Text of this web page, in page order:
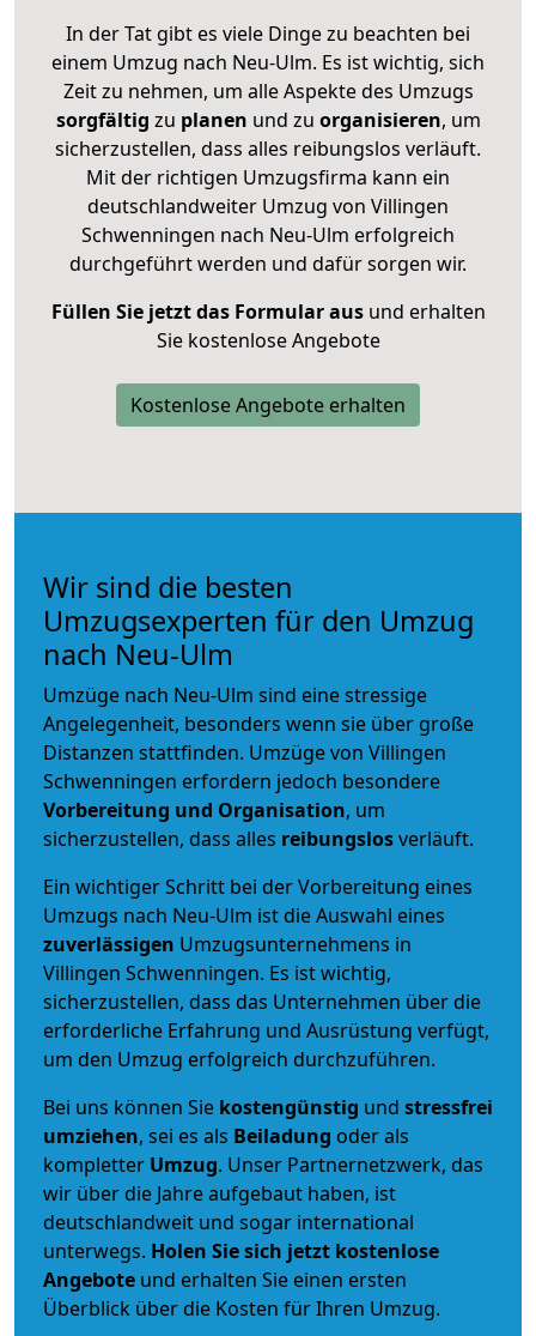
In der Tat gibt es viele Dinge zu beachten bei
einem Umzug nach Neu-Ulm. Es ist wichtig, sich
Zeit zu nehmen, um alle Aspekte des Umzugs
sorgfältig zu planen und zu organisieren, um
sicherzustellen, dass alles reibungslos verläuft.
Mit der richtigen Umzugsfirma kann ein
deutschlandweiter Umzug von Villingen
Schwenningen nach Neu-Ulm erfolgreich
durchgeführt werden und dafür sorgen wir.
Füllen Sie jetzt das Formular ausund erhalten
Sie kostenlose Angebote
Kostenlose Angebote erhalten
Wir sind die besten
Umzugsexperten für den Umzug
nach Neu-Ulm
Umzüge nach Neu-Ulm sind eine stressige
Angelegenheit, besonders wenn sie über große
Distanzen stattfinden. Umzüge von Villingen
Schwenningen erfordern jedoch besondere
Vorbereitung und Organisation, um
sicherzustellen, dass alles reibungslosverläuft.
Ein wichtiger Schritt bei der Vorbereitung eines
Umzugs nach Neu-Ulm ist die Auswahl eines
zuverlässigen Umzugsunternehmens in
Villingen Schwenningen. Es ist wichtig,
sicherzustellen, dass das Unternehmen über die
erforderliche Erfahrung und Ausrüstung verfügt,
um den Umzug erfolgreich durchzuführen.
Bei uns können Sie kostengünstig und stressfrei
umziehen, sei es als Beiladung oder als
kompletter Umzug. Unser Partnernetzwerk, das
wir über die Jahre aufgebaut haben, ist
deutschlandweit und sogar international
unterwegs. Holen Sie sich jetzt kostenlose
Angebote und erhalten Sie einen ersten
Überblick über die Kosten für Ihren Umzug.